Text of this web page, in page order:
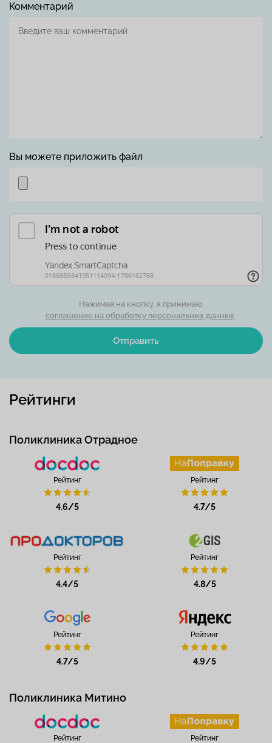
Комментарий
Вы можете приложить файл
Отправить
Нажимая на кнопку, я принимаю
соглашение на обработку персональных данных.
Рейтинги
Поликлиника Отрадное
Рейтинг
4.6/5
Рейтинг
4.7/5
Рейтинг
4.4/5
Рейтинг
4.8/5
Рейтинг
4.7/5
Рейтинг
4.9/5
Поликлиника Митино
Рейтинг Рейтинг